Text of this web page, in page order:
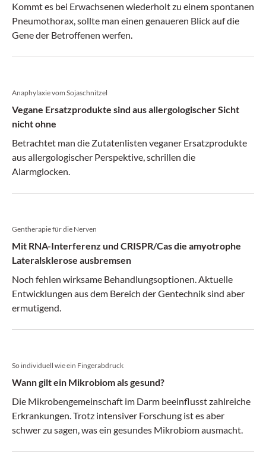
Kommt es bei Erwachsenen wiederholt zu einem spontanen
Pneumothorax, sollte man einen genaueren Blick auf die
Gene der Betroffenen werfen.
Anaphylaxie vom Sojaschnitzel
Vegane Ersatzprodukte sind aus allergologischer Sicht
nicht ohne
Betrachtet man die Zutatenlisten veganer Ersatzprodukte
aus allergologischer Perspektive, schrillen die
Alarmglocken.
Gentherapie für die Nerven
Mit RNA-Interferenz und CRISPR/Cas die amyotrophe
Lateralsklerose ausbremsen
Noch fehlen wirksame Behandlungsoptionen. Aktuelle
Entwicklungen aus dem Bereich der Gentechnik sind aber
ermutigend.
So individuell wie ein Fingerabdruck
Wann gilt ein Mikrobiom als gesund?
Die Mikrobengemeinschaft im Darm beeinflusst zahlreiche
Erkrankungen. Trotz intensiver Forschung ist es aber
schwer zu sagen, was ein gesundes Mikrobiom ausmacht.